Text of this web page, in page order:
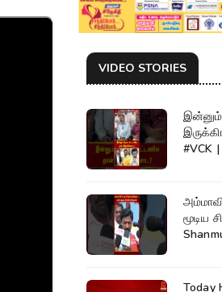
VIDEO STORIES
இன்னும்
#VCK
மூடிய
Today